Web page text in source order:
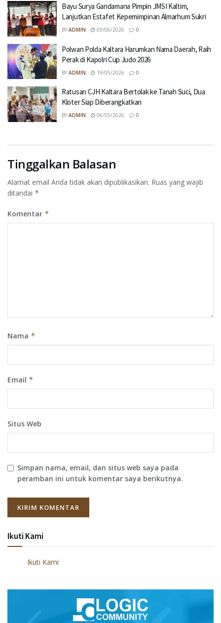
Bayu Surya Gandamana Pimpin JMSI Kaltim,
Lanjutkan Estafet Kepemimpinan Almarhum Sukri
BY ADMIN 09/06/2026 0
Polwan Polda Kaltara Harumkan Nama Daerah, Raih
Perak di Kapolri Cup Judo 2026
BY ADMIN 19/05/2026 0
Ratusan CJH Kaltara Bertolak ke Tanah Suci, Dua
Kloter Siap Diberangkatkan
BY ADMIN 06/05/2026 0
Tinggalkan Balasan
Alamat email Anda tidak akan dipublikasikan. Ruas yang wajib
ditandai *
Komentar *
Nama *
Email *
Situs Web
Simpan nama, email, dan situs web saya pada
peramban ini untuk komentar saya berikutnya.
Ikuti Kami
Ikuti Kami